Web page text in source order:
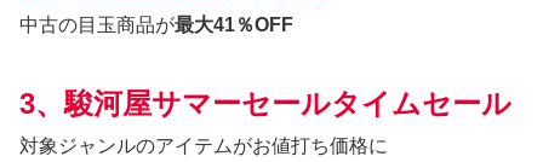
中古の目玉商品が最大41％OFF
3、駿河屋サマーセールタイムセール
対象ジャンルのアイテムがお値打ち価格に